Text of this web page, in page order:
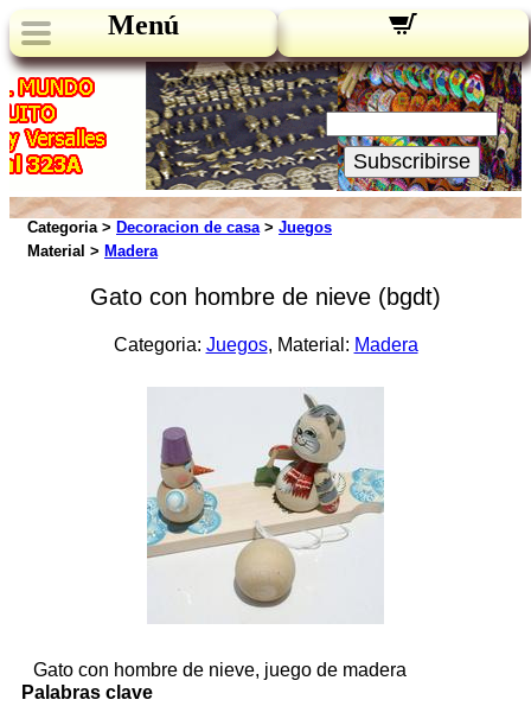
Menú
Novedades:
Su Email:
Subscribirse
Categoria > Decoracion de casa> Juegos
Material > Madera
Gato con hombre de nieve (bgdt)
Categoria: Juegos, Material: Madera
Gato con hombre de nieve, juego de madera
Palabras clave